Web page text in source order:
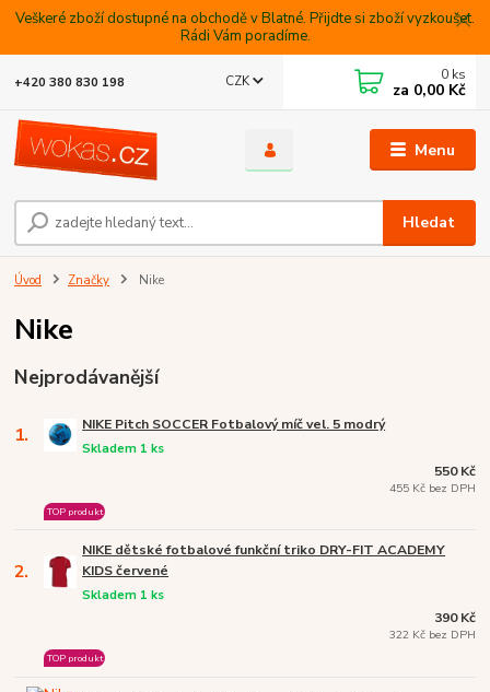
Veškeré zboží dostupné na obchodě v Blatné. Přijdte si zboží vyzkoušet.
Rádi Vám poradíme.
Menu
CZK
Hledat
+420 380 830 198 0 ks
za 0,00 Kč
Úvod Značky Nike
Nike
Nejprodávanější
1. NIKE Pitch SOCCER Fotbalový míč vel. 5 modrý
Skladem 1 ks
TOP produkt
550 Kč
455 Kč bez DPH
2.
NIKE dětské fotbalové funkční triko DRY-FIT ACADEMY
KIDS červené
Skladem 1 ks
TOP produkt
390 Kč
322 Kč bez DPH